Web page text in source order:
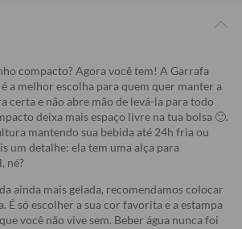
compacto? Agora você tem! A Garrafa
a melhor escolha para quem quer manter a
certa e não abre mão de levá-la para todo
deixa mais espaço livre na tua bolsa 🙂.
mantendo sua bebida até 24h fria ou
um detalhe: ela tem uma alça para
né?
ainda mais gelada, recomendamos colocar
É só escolher a sua cor favorita e a estampa
você não vive sem. Beber água nunca foi